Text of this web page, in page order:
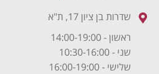
שדרות בן ציון 17, ת"א
ראשון - 14:00-19:00
שני - 10:30-16:00
שלישי - 16:00-19:00